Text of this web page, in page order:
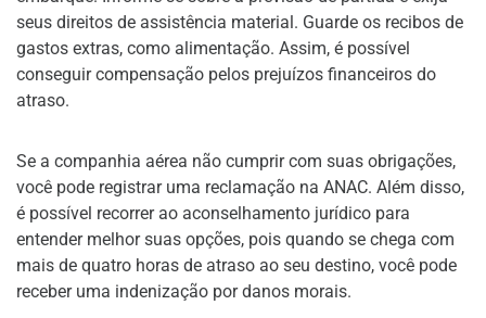
seus direitos de assistência material. Guarde os recibos de
gastos extras, como alimentação. Assim, é possível
conseguir compensação pelos prejuízos financeiros do
atraso.
Se a companhia aérea não cumprir com suas obrigações,
você pode registrar uma reclamação na ANAC. Além disso,
é possível recorrer ao aconselhamento jurídico para
entender melhor suas opções, pois quando se chega com
mais de quatro horas de atraso ao seu destino, você pode
receber uma indenização por danos morais.